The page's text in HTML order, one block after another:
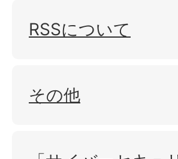
RSSについて
その他